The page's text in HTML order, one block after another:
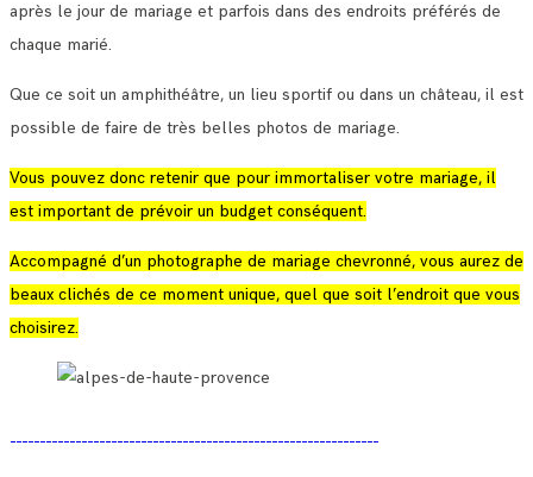
après le jour de mariage et parfois dans des endroits préférés de
chaque marié.
Que ce soit un amphithéâtre, un lieu sportif ou dans un château, il est
possible de faire de très belles photos de mariage.
Vous pouvez donc retenir que pour immortaliser votre mariage, il
est important de prévoir un budget conséquent.
Accompagné d’un photographe de mariage chevronné, vous aurez de
beaux clichés de ce moment unique, quel que soit l’endroit que vous
choisirez.